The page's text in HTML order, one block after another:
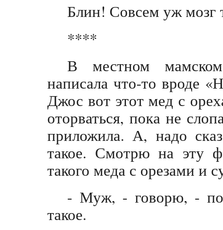
Блин! Совсем уж
****
В местном
написала что-то вроде
Джос вот этот мед с
оторваться, пока не
приложила. А, надо
такое. Смотрю на эту
такого меда с орезами и
- Муж, - говорю, -
такое.